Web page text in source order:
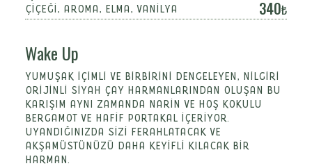
ÇIÇEĞI, AROMA, ELMA, VANILYA
340
Wake Up
YUMUŞAK IÇIMLI VE BIRBIRINI DENGELEYEN, NILGIRI
ORIJINLI SIYAH ÇAY HARMANLARINDAN OLUŞAN BU
KARIŞIM AYNI ZAMANDA NARIN VE HOŞ KOKULU
BERGAMOT VE HAFIF PORTAKAL IÇERIYOR.
UYANDIĞINIZDA SIZI FERAHLATACAK VE
AKŞAMÜSTÜNÜZÜ DAHA KEYIFLI KILACAK BIR
HARMAN.